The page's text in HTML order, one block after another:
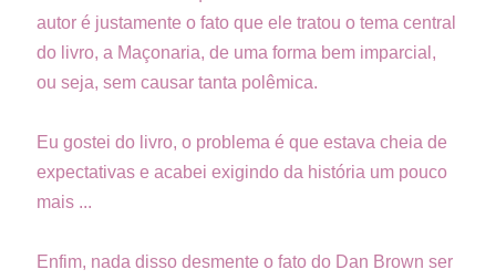
autor é justamente o fato que ele tratou o tema central
do livro, a Maçonaria, de uma forma bem imparcial,
ou seja, sem causar tanta polêmica.
Eu gostei do livro, o problema é que estava cheia de
expectativas e acabei exigindo da história um pouco
mais ...
Enfim, nada disso desmente o fato do Dan Brown ser